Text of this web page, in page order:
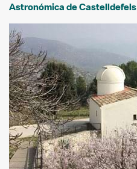
Astronómica de Castelldefels